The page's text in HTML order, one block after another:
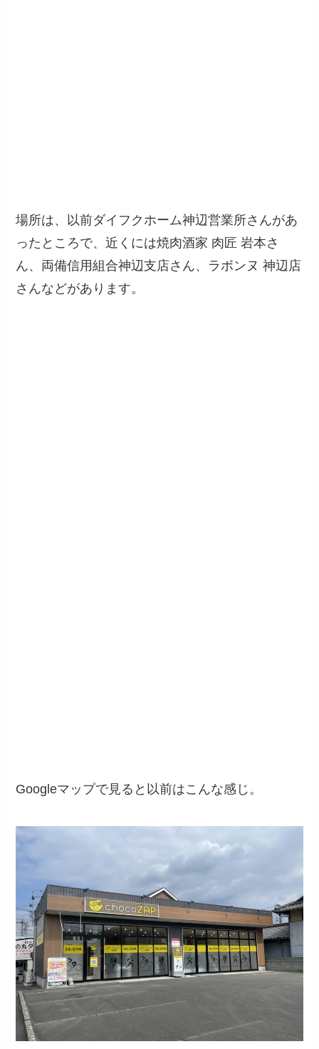
場所は、以前ダイフクホーム神辺営業所さんがあ
ったところで、近くには焼肉酒家 肉匠 岩本さ
ん、両備信用組合神辺支店さん、ラボンヌ 神辺店
さんなどがあります。
Googleマップで見ると以前はこんな感じ。